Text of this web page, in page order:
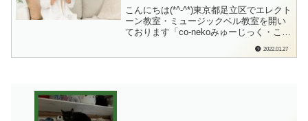
エレクトーンオンラインレッス
ン）
こんにちは(*^-^*)東京都足立区でエレクト
ーン教室・ミュージックベル教室を開い
ております「co-nekoみゅーじっく・こね
す。Oさんとのオンラインレッスンも、
2022.01.27